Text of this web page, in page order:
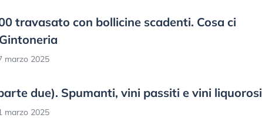
travasato con bollicine scadenti. Cosa ci
marzo 2025
due). Spumanti, vini passiti e vini liquorosi
marzo 2025